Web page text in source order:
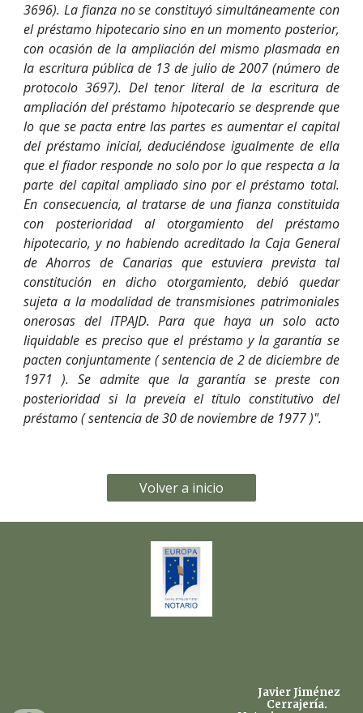
3696). La fianza no se constituyó simultáneamente con
el préstamo hipotecario sino en un momento posterior,
con ocasión de la ampliación del mismo plasmada en
la escritura pública de 13 de julio de 2007 (número de
protocolo 3697). Del tenor literal de la escritura de
ampliación del préstamo hipotecario se desprende que
lo que se pacta entre las partes es aumentar el capital
del préstamo inicial, deduciéndose igualmente de ella
que el fiador responde no solo por lo que respecta a la
parte del capital ampliado sino por el préstamo total.
En consecuencia, al tratarse de una fianza constituida
con posterioridad al otorgamiento del préstamo
hipotecario, y no habiendo acreditado la Caja General
de Ahorros de Canarias que estuviera prevista tal
constitución en dicho otorgamiento, debió quedar
sujeta a la modalidad de transmisiones patrimoniales
onerosas del ITPAJD. Para que haya un solo acto
liquidable es preciso que el préstamo y la garantía se
pacten conjuntamente ( sentencia de 2 de diciembre de
1971 ). Se admite que la garantía se preste con
posterioridad si la preveía el título constitutivo del
préstamo ( sentencia de 30 de noviembre de 1977 )".
Volver a inicio
Javier Jiménez
Cerrajería.